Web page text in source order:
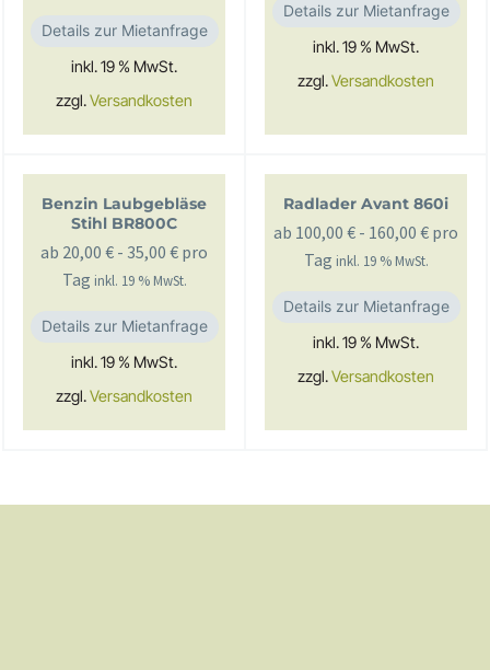
Details zur Mietanfrage
inkl. 19 % MwSt.
zzgl.Versandkosten
Details zur Mietanfrage
inkl. 19 % MwSt.
zzgl.Versandkosten
Benzin Laubgebläse
Stihl BR800C
ab 20,00 € - 35,00 € pro
Tag inkl. 19 % MwSt.
Details zur Mietanfrage
inkl. 19 % MwSt.
zzgl.Versandkosten
Radlader Avant 860i
ab 100,00 € - 160,00 € pro
Tag inkl. 19 % MwSt.
Details zur Mietanfrage
inkl. 19 % MwSt.
zzgl.Versandkosten